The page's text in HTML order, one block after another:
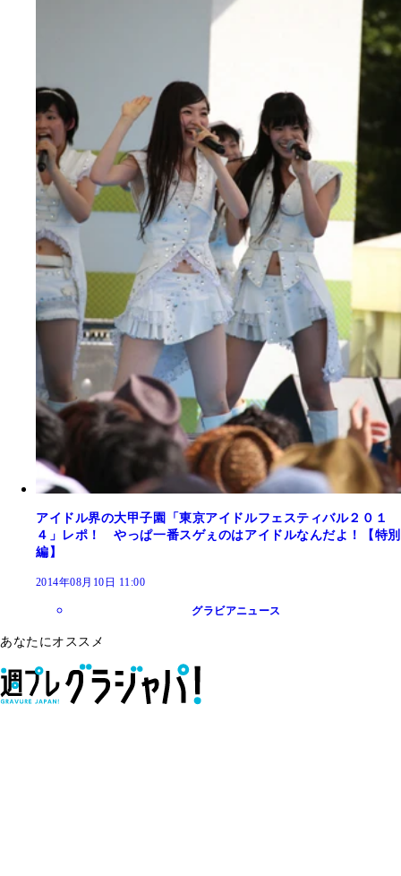
アイドル界の大甲子園「東京アイドルフェスティバル２０１
４」レポ！ やっぱ一番スゲぇのはアイドルなんだよ！【特別
編】
2014年08月10日 11:00
グラビアニュース
あなたにオススメ